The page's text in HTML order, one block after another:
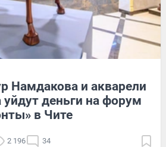
Намдакова и акварели
уйдут деньги на форум
в Чите
2 196 34